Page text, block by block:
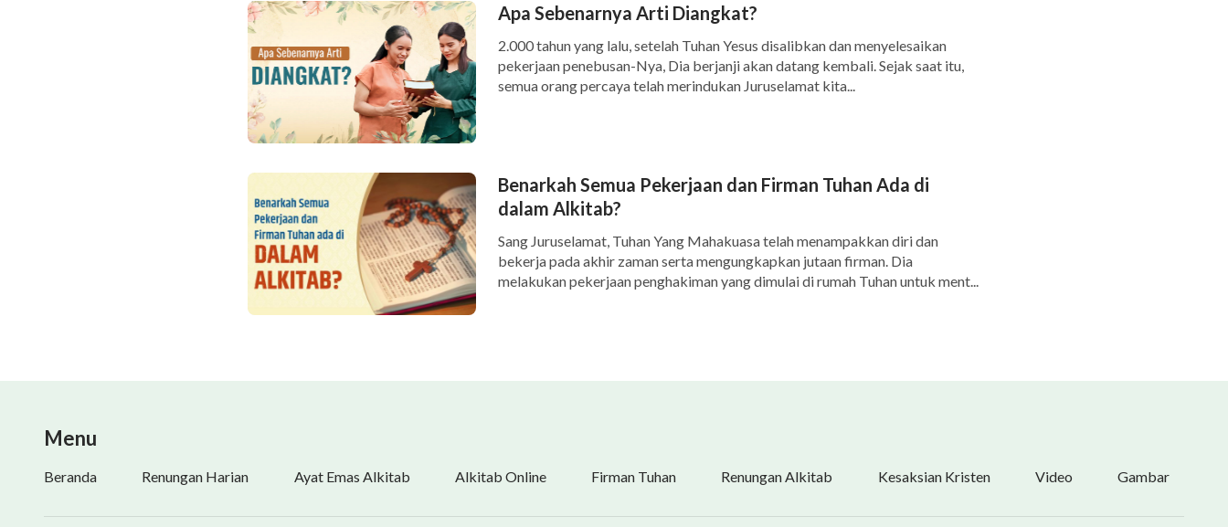
Apa Sebenarnya Arti Diangkat?
2.000 tahun yang lalu, setelah Tuhan Yesus disalibkan dan menyelesaikan
pekerjaan penebusan-Nya, Dia berjanji akan datang kembali. Sejak saat itu,
semua orang percaya telah merindukan Juruselamat kita...
Benarkah Semua Pekerjaan dan Firman Tuhan Ada di
dalam Alkitab?
Sang Juruselamat, Tuhan Yang Mahakuasa telah menampakkan diri dan
bekerja pada akhir zaman serta mengungkapkan jutaan firman. Dia
melakukan pekerjaan penghakiman yang dimulai di rumah Tuhan untuk ment...
Menu
Beranda Renungan Harian Ayat Emas Alkitab Alkitab Online Firman Tuhan Renungan Alkitab Kesaksian Kristen Video Gambar